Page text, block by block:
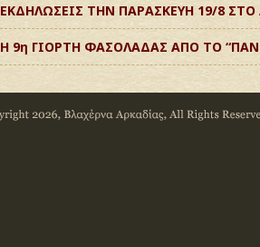
ΕΚΔΗΛΩΣΕΙΣ ΤΗΝ ΠΑΡΑΣΚΕΥΗ 19/8
H 9η ΓΙΟΡΤΗ ΦΑΣΟΛΑΔΑΣ ΑΠΟ ΤΟ